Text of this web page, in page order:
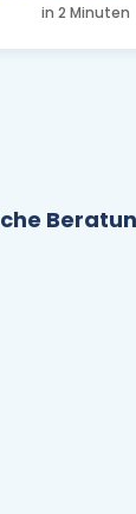
in 2 Minuten